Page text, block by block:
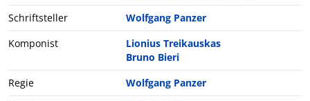
Schriftsteller
Wolfgang Panzer
Komponist
Lionius Treikauskas
Bruno Bieri
Regie
Wolfgang Panzer